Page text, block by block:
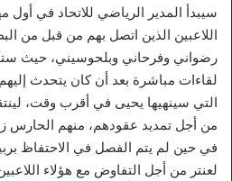
سيبدأ المدير الرياضي للاتحاد في أول
اللاعبين الذين اتصل بهم من قبل من
رضواني وفرحاني وبلحوسيني، حيث
لقاءات مباشرة بعد أن كان يتحدث
التي سينهيها يحيى في أقرب وقت،
من أجل تمديد عقودهم، منهم الحارس
في حين لم يتم الفصل في الاحتفاظ
لعنتر من أجل التفاوض مع هؤلاء